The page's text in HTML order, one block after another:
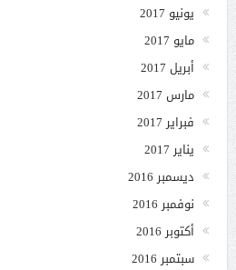
يونيو 2017
مايو 2017
أبريل 2017
مارس 2017
فبراير 2017
يناير 2017
ديسمبر 2016
نوفمبر 2016
أكتوبر 2016
سبتمبر 2016